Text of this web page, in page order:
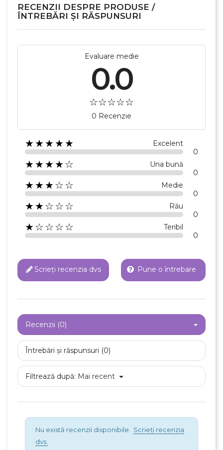
RECENZII DESPRE PRODUSE /
ÎNTREBĂRI ȘI RĂSPUNSURI
Evaluare medie
0.0
0 Recenzie
★★★★★ Excelent
0
★★★★☆ Una bună
0
★★★☆☆ Medie
0
★★☆☆☆ Rău
0
★☆☆☆☆ Teribil
0
Scrieți recenzia dvs Pune o întrebare
Recenzii (0)
Întrebări și răspunsuri (0)
Filtrează după: Mai recent
Nu există recenzii disponibile. Scrieți recenzia
dvs.
Creeaza o lista de dorinte ×
Numele listei de dorinte
Anuleaza